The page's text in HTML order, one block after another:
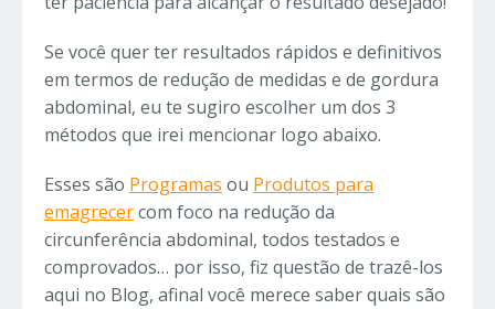
Se você quer ter resultados rápidos e definitivos
em termos de redução de medidas e de gordura
abdominal, eu te sugiro escolher um dos 3
métodos que irei mencionar logo abaixo.
Esses são Programas ou Produtos para
emagrecercom foco na redução da
circunferência abdominal, todos testados e
comprovados… por isso, fiz questão de trazê-los
aqui no Blog, afinal você merece saber quais são